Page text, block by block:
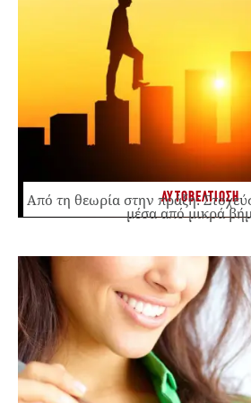
ΑΥΤΟΒΕΛΤΙΩΣΗ
Από τη θεωρία στην πράξη:
μέσα από μικρά